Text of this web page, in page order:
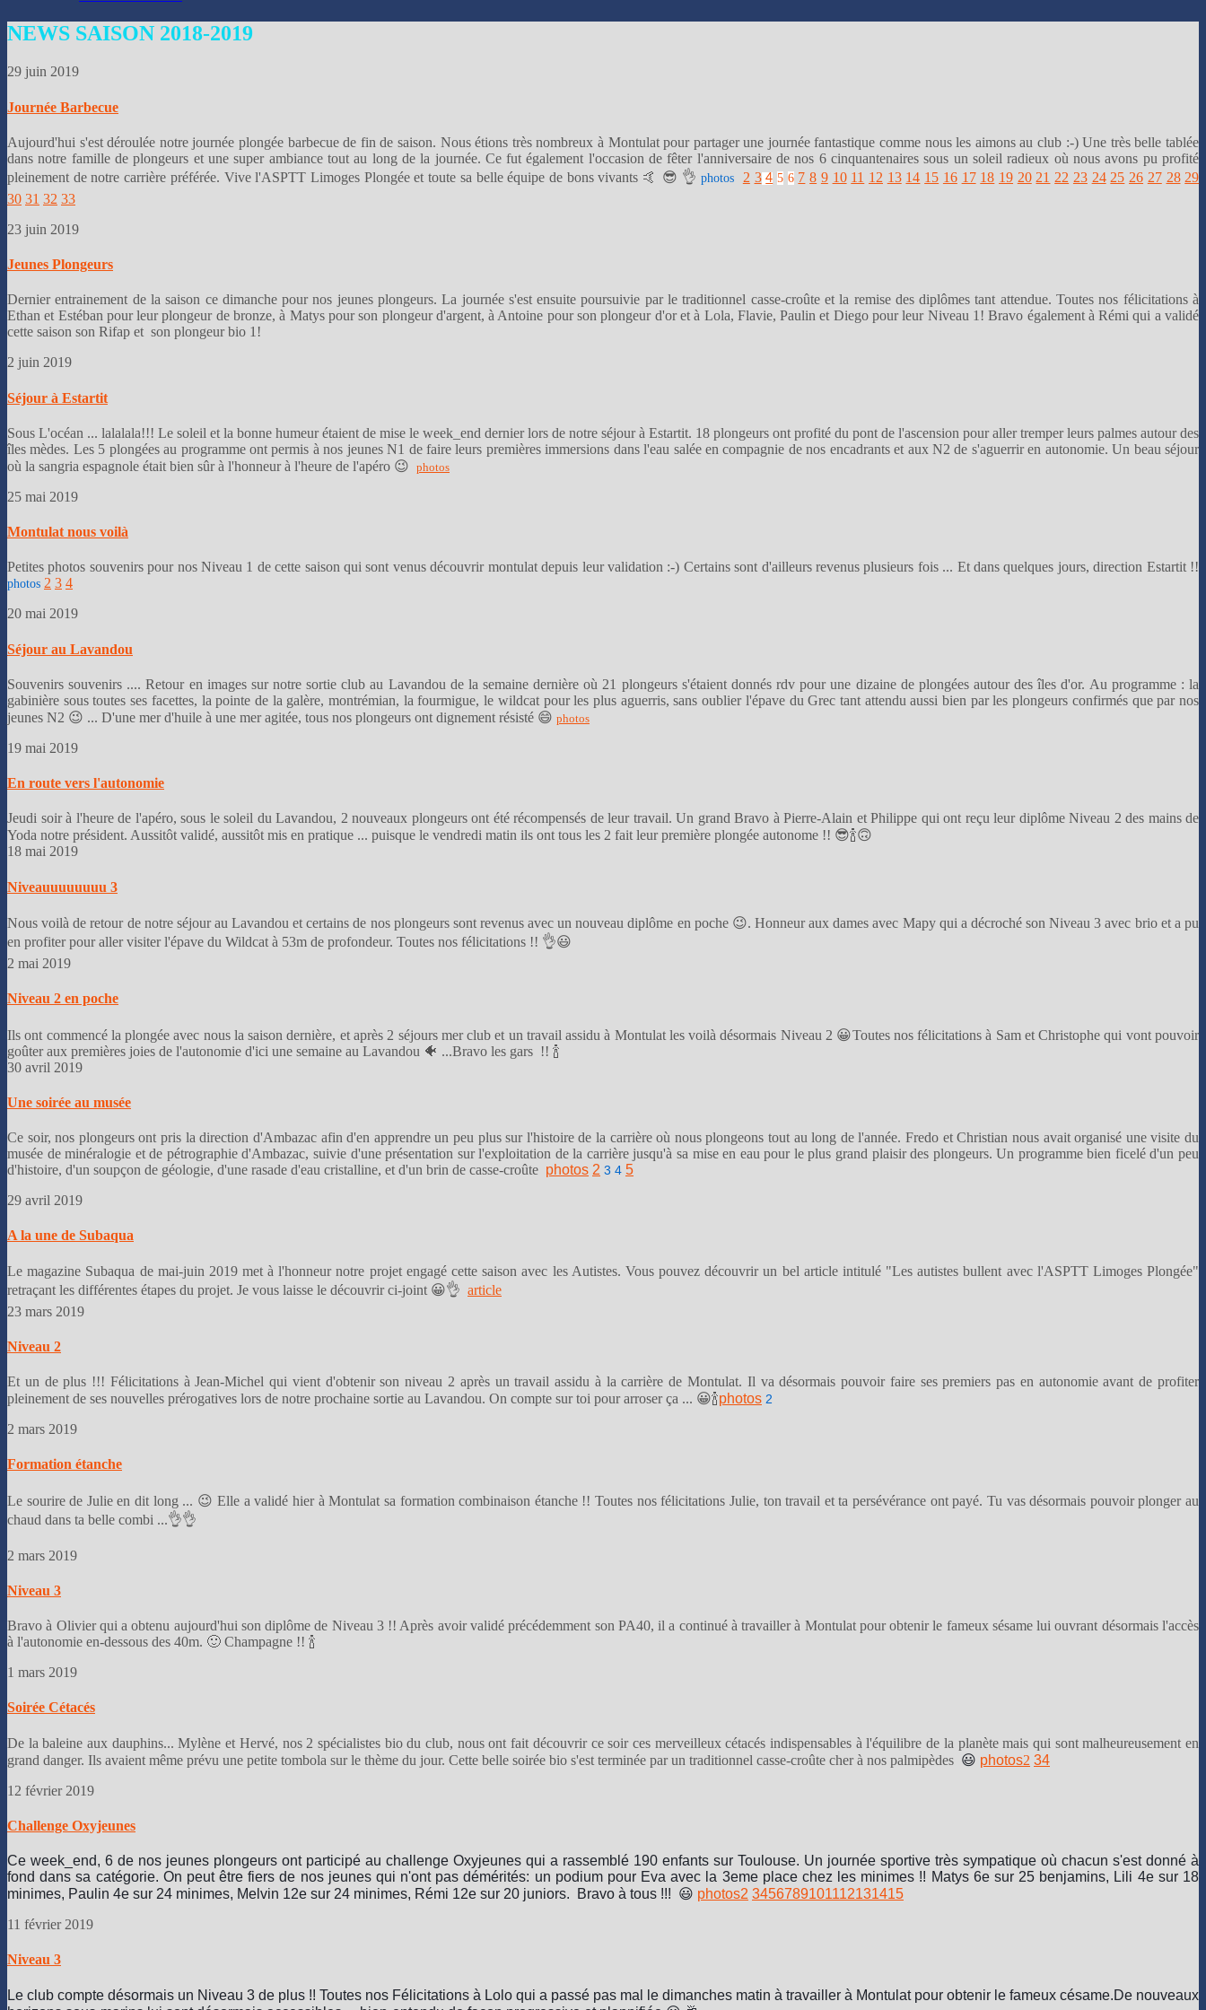
NEWS SAISON 2018-2019
29 juin 2019
Journée Barbecue
Aujourd'hui s'est déroulée notre journée plongée barbecue de fin de saison. Nous étions très nombreux à Montulat pour partager une journée fantastique comme nous les aimons au club :-) Une très belle tablée
dans notre famille de plongeurs et une super ambiance tout au long de la journée. Ce fut également l'occasion de fêter l'anniversaire de nos 6 cinquantenaires sous un soleil radieux où nous avons pu profité
pleinement de notre carrière préférée. Vive l'ASPTT Limoges Plongée et toute sa belle équipe de bons vivants 🤙 😎 👌photos 2 3 4 5 6 7 8 9 10 11 12 13 14 15 16 17 18 19 20 21 22 23 24 25 26 27 28 29
30 31 32 33
23 juin 2019
Jeunes Plongeurs
Dernier entrainement de la saison ce dimanche pour nos jeunes plongeurs. La journée s'est ensuite poursuivie par le traditionnel casse-croûte et la remise des diplômes tant attendue. Toutes nos félicitations à
Ethan et Estéban pour leur plongeur de bronze, à Matys pour son plongeur d'argent, à Antoine pour son plongeur d'or et à Lola, Flavie, Paulin et Diego pour leur Niveau 1! Bravo également à Rémi qui a validé
cette saison son Rifap et son plongeur bio 1!
2 juin 2019
Séjour à Estartit
Sous L'océan ... lalalala!!! Le soleil et la bonne humeur étaient de mise le week_end dernier lors de notre séjour à Estartit. 18 plongeurs ont profité du pont de l'ascension pour aller tremper leurs palmes autour des
îles mèdes. Les 5 plongées au programme ont permis à nos jeunes N1 de faire leurs premières immersions dans l'eau salée en compagnie de nos encadrants et aux N2 de s'aguerrir en autonomie. Un beau séjour
où la sangria espagnole était bien sûr à l'honneur à l'heure de l'apéro 😉 photos
25 mai 2019
Montulat nous voilà
Petites photos souvenirs pour nos Niveau 1 de cette saison qui sont venus découvrir montulat depuis leur validation :-) Certains sont d'ailleurs revenus plusieurs fois ... Et dans quelques jours, direction Estartit !!
photos 2 3 4
20 mai 2019
Séjour au Lavandou
Souvenirs souvenirs .... Retour en images sur notre sortie club au Lavandou de la semaine dernière où 21 plongeurs s'étaient donnés rdv pour une dizaine de plongées autour des îles d'or. Au programme : la
gabinière sous toutes ses facettes, la pointe de la galère, montrémian, la fourmigue, le wildcat pour les plus aguerris, sans oublier l'épave du Grec tant attendu aussi bien par les plongeurs confirmés que par nos
jeunes N2 😉 ... D'une mer d'huile à une mer agitée, tous nos plongeurs ont dignement résisté 😄 photos
19 mai 2019
En route vers l'autonomie
Jeudi soir à l'heure de l'apéro, sous le soleil du Lavandou, 2 nouveaux plongeurs ont été récompensés de leur travail. Un grand Bravo à Pierre-Alain et Philippe qui ont reçu leur diplôme Niveau 2 des mains de
Yoda notre président. Aussitôt validé, aussitôt mis en pratique ... puisque le vendredi matin ils ont tous les 2 fait leur première plongée autonome !! 😎🍾🙃
18 mai 2019
Niveauuuuuuuu 3
Nous voilà de retour de notre séjour au Lavandou et certains de nos plongeurs sont revenus avec un nouveau diplôme en poche 😉. Honneur aux dames avec Mapy qui a décroché son Niveau 3 avec brio et a pu
en profiter pour aller visiter l'épave du Wildcat à 53m de profondeur. Toutes nos félicitations !! 👌😃
2 mai 2019
Niveau 2 en poche
Ils ont commencé la plongée avec nous la saison dernière, et après 2 séjours mer club et un travail assidu à Montulat les voilà désormais Niveau 2 😀Toutes nos félicitations à Sam et Christophe qui vont pouvoir
goûter aux premières joies de l'autonomie d'ici une semaine au Lavandou 🐠 ...Bravo les gars !! 🍾
30 avril 2019
Une soirée au musée
Ce soir, nos plongeurs ont pris la direction d'Ambazac afin d'en apprendre un peu plus sur l'histoire de la carrière où nous plongeons tout au long de l'année. Fredo et Christian nous avait organisé une visite du
musée de minéralogie et de pétrographie d'Ambazac, suivie d'une présentation sur l'exploitation de la carrière jusqu'à sa mise en eau pour le plus grand plaisir des plongeurs. Un programme bien ficelé d'un peu
d'histoire, d'un soupçon de géologie, d'une rasade d'eau cristalline, et d'un brin de casse-croûte photos 2 3 4 5
29 avril 2019
A la une de Subaqua
Le magazine Subaqua de mai-juin 2019 met à l'honneur notre projet engagé cette saison avec les Autistes. Vous pouvez découvrir un bel article intitulé "Les autistes bullent avec l'ASPTT Limoges Plongée"
retraçant les différentes étapes du projet. Je vous laisse le découvrir ci-joint 😀👌 article
23 mars 2019
Niveau 2
Et un de plus !!! Félicitations à Jean-Michel qui vient d'obtenir son niveau 2 après un travail assidu à la carrière de Montulat. Il va désormais pouvoir faire ses premiers pas en autonomie avant de profiter
pleinement de ses nouvelles prérogatives lors de notre prochaine sortie au Lavandou. On compte sur toi pour arroser ça ... 😀🍾photos 2
2 mars 2019
Formation étanche
Le sourire de Julie en dit long ... 😉 Elle a validé hier à Montulat sa formation combinaison étanche !! Toutes nos félicitations Julie, ton travail et ta persévérance ont payé. Tu vas désormais pouvoir plonger au
chaud dans ta belle combi ...👌👌
2 mars 2019
Niveau 3
Bravo à Olivier qui a obtenu aujourd'hui son diplôme de Niveau 3 !! Après avoir validé précédemment son PA40, il a continué à travailler à Montulat pour obtenir le fameux sésame lui ouvrant désormais l'accès
à l'autonomie en-dessous des 40m. 🙂 Champagne !! 🍾
1 mars 2019
Soirée Cétacés
De la baleine aux dauphins... Mylène et Hervé, nos 2 spécialistes bio du club, nous ont fait découvrir ce soir ces merveilleux cétacés indispensables à l'équilibre de la planète mais qui sont malheureusement en
grand danger. Ils avaient même prévu une petite tombola sur le thème du jour. Cette belle soirée bio s'est terminée par un traditionnel casse-croûte cher à nos palmipèdes 😃 photos2 34
12 février 2019
Challenge Oxyjeunes
Ce week_end, 6 de nos jeunes plongeurs ont participé au challenge Oxyjeunes qui a rassemblé 190 enfants sur Toulouse. Un journée sportive très sympatique où chacun s'est donné à
fond dans sa catégorie. On peut être fiers de nos jeunes qui n'ont pas démérités: un podium pour Eva avec la 3eme place chez les minimes !! Matys 6e sur 25 benjamins, Lili 4e sur 18
minimes, Paulin 4e sur 24 minimes, Melvin 12e sur 24 minimes, Rémi 12e sur 20 juniors. Bravo à tous !!! 😃 photos2 3456789101112131415
11 février 2019
Niveau 3
Le club compte désormais un Niveau 3 de plus !! Toutes nos Félicitations à Lolo qui a passé pas mal le dimanches matin à travailler à Montulat pour obtenir le fameux césame.De nouveaux